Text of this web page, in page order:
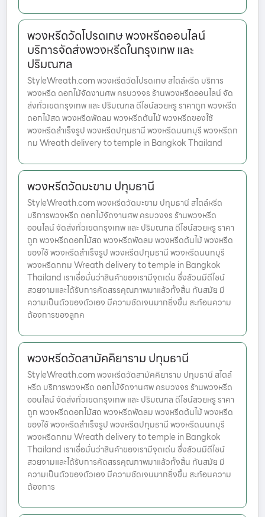
พวงหรีดวัดโปรดเกษ พวงหรีดออนไลน์
บริการจัดส่งพวงหรีดในกรุงเทพ และ
ปริมณฑล
StyleWreath.com พวงหรีดวัดโปรดเกษ สไตล์หรีด บริการ
พวงหรีด ดอกไม้จัดงานศพ ครบวงจร ร้านพวงหรีดออนไลน์ จัด
ส่งทั่วเขตกรุงเทพ และ ปริมณฑล ดีไซน์สวยหรู ราคาถูก พวงหรีด
ดอกไม้สด พวงหรีดพัดลม พวงหรีดต้นไม้ พวงหรีดของใช้
พวงหรีดสำเร็จรูป พวงหรีดปทุมธานี พวงหรีดนนทบุรี พวงหรีดก
ทม Wreath delivery to temple in Bangkok Thailand
พวงหรีดวัดมะขาม ปทุมธานี
StyleWreath.com พวงหรีดวัดมะขาม ปทุมธานี สไตล์หรีด
บริการพวงหรีด ดอกไม้จัดงานศพ ครบวงจร ร้านพวงหรีด
ออนไลน์ จัดส่งทั่วเขตกรุงเทพ และ ปริมณฑล ดีไซน์สวยหรู ราคา
ถูก พวงหรีดดอกไม้สด พวงหรีดพัดลม พวงหรีดต้นไม้ พวงหรีด
ของใช้ พวงหรีดสำเร็จรูป พวงหรีดปทุมธานี พวงหรีดนนทบุรี
พวงหรีดกทม Wreath delivery to temple in Bangkok
Thailand เราเชื่อมั่นว่าสินค้าของเรามีจุดเด่น ซึ่งล้วนมีดีไซน์
สวยงามและได้รับการคัดสรรคุณภาพมาแล้วทั้งสิ้น ทันสมัย มี
ความเป็นตัวของตัวเอง มีความชัดเจนมากยิ่งขึ้น สะท้อนความ
ต้องการของลูกค
พวงหรีดวัดสามัคคิยาราม ปทุมธานี
StyleWreath.com พวงหรีดวัดสามัคคิยาราม ปทุมธานี สไตล์
หรีด บริการพวงหรีด ดอกไม้จัดงานศพ ครบวงจร ร้านพวงหรีด
ออนไลน์ จัดส่งทั่วเขตกรุงเทพ และ ปริมณฑล ดีไซน์สวยหรู ราคา
ถูก พวงหรีดดอกไม้สด พวงหรีดพัดลม พวงหรีดต้นไม้ พวงหรีด
ของใช้ พวงหรีดสำเร็จรูป พวงหรีดปทุมธานี พวงหรีดนนทบุรี
พวงหรีดกทม Wreath delivery to temple in Bangkok
Thailand เราเชื่อมั่นว่าสินค้าของเรามีจุดเด่น ซึ่งล้วนมีดีไซน์
สวยงามและได้รับการคัดสรรคุณภาพมาแล้วทั้งสิ้น ทันสมัย มี
ความเป็นตัวของตัวเอง มีความชัดเจนมากยิ่งขึ้น สะท้อนความ
ต้องการ